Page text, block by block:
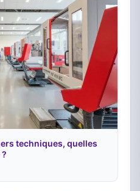
techniques, quelles